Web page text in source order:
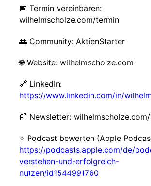
📅 Termin vereinbaren:
wilhelmscholze.com/termin
👥 Community: AktienStarter
🌐 Website: wilhelmscholze.com
🔗 LinkedIn:
https://www.linkedin.com/in/
📰 Newsletter:
⭐ Podcast bewerten (Apple
https://podcasts.apple.com/de/
verstehen-und-erfolgreich-
nutzen/id1544991760